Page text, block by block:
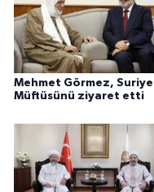
Mehmet Görmez, Suriye
Müftüsünü ziyaret etti